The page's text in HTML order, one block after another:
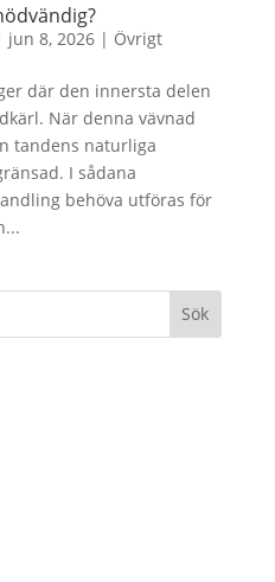
jun 8, 2026| Övrigt
där den innersta delen
När denna vävnad
tandens naturliga
I sådana
behöva utföras för
Sök